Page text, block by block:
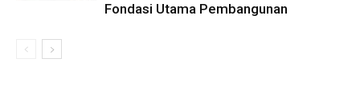
Fondasi Utama Pembangunan